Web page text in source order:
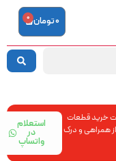
0تومان 0
خرید قطعات
همراهی و درک
استعلام
در
واتساپ